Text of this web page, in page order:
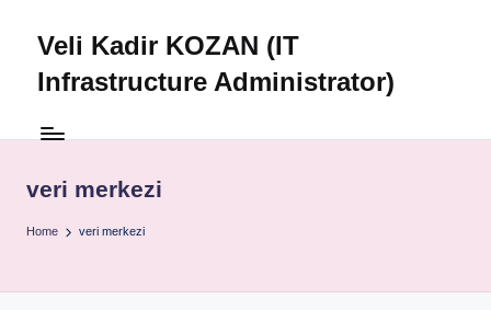
Veli Kadir KOZAN (IT
Infrastructure Administrator)
veri merkezi
Home veri merkezi